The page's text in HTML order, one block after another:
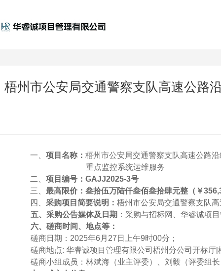
梧州市公安局交通警察支队高速公路
一、项目名称：梧州市公安局交通警察支队高速公路
重点监控系统运维服务
二、项目编号：GAJJ2025-3号
三、最高限价：叁拾伍万陆仟叁佰叁拾肆元整（￥
四、采购项目简要说明：梧州市公安局交通警察支队
五、采购公告媒体及日期 ：采购与招标网、华睿诚项
六、磋商时间、地点等：
磋商日期：2025年6月27日
上午9时00分；
磋商地点: 华睿诚项目管理有限公司梧州分公司开标厅
磋商小组成员：林斌海（业主评委）、刘毅（评委组